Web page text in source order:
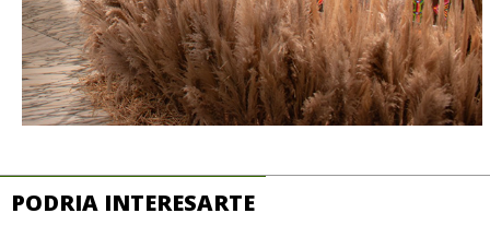
PODRIA INTERESARTE